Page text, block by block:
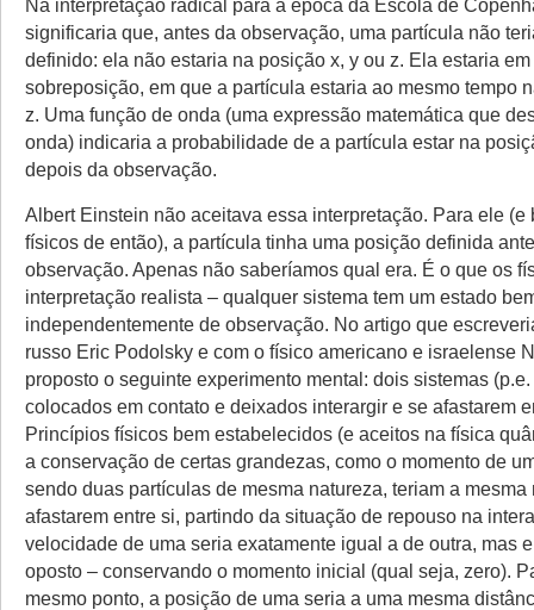
Na interpretação radical para a época da Escola de
significaria que, antes da observação, uma partícula não
definido: ela não estaria na posição x, y ou z. Ela estaria
sobreposição, em que a partícula estaria ao mesmo tempo
z. Uma função de onda (uma expressão matemática que
onda) indicaria a probabilidade de a partícula estar na
depois da observação.
Albert Einstein não aceitava essa interpretação. Para ele (e
físicos de então), a partícula tinha uma posição definida
observação. Apenas não saberíamos qual era. É o que os
interpretação realista – qualquer sistema tem um estado
independentemente de observação. No artigo que
russo Eric Podolsky e com o físico americano e israelense
proposto o seguinte experimento mental: dois sistemas
colocados em contato e deixados interargir e se afastarem
Princípios físicos bem estabelecidos (e aceitos na física
a conservação de certas grandezas, como o momento de
sendo duas partículas de mesma natureza, teriam a mesma
afastarem entre si, partindo da situação de repouso na
velocidade de uma seria exatamente igual a de outra, mas
oposto – conservando o momento inicial (qual seja, zero).
mesmo ponto, a posição de uma seria a uma mesma